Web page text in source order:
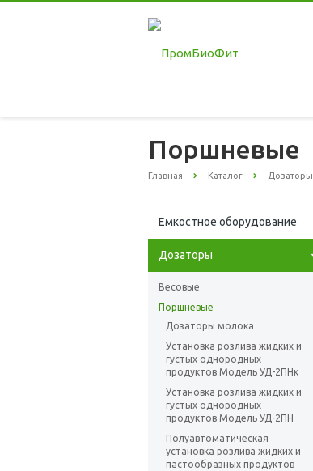
Поршневые
Главная Каталог Дозаторы
Емкостное оборудование
Дозаторы
Весовые
Поршневые
Дозаторы молока
Установка розлива жидких и
густых однородных
продуктов Модель УД-2ПНк
Установка розлива жидких и
густых однородных
продуктов Модель УД-2ПН
Полуавтоматическая
установка розлива жидких и
пастообразных продуктов